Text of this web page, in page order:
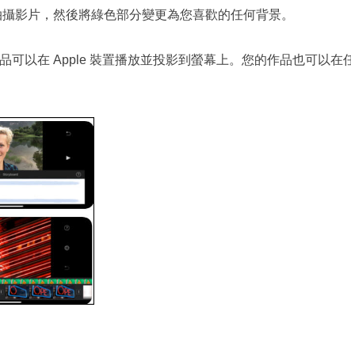
影片，然後將綠色部分變更為您喜歡的任何背景。
可以在 Apple 裝置播放並投影到螢幕上。您的作品也可以在